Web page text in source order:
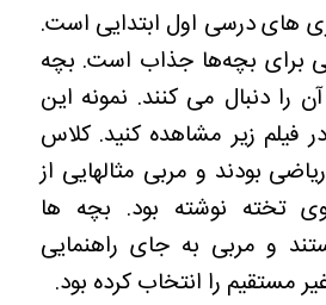
های درسی اول ابتدایی است.
برای بچه‌ها جذاب است. بچه
را دنبال می کنند. نمونه این
فیلم زیر مشاهده کنید. کلاس
بودند و مربی مثالهایی از
تخته نوشته بود. بچه ها
و مربی به جای راهنمایی
مستقیم را انتخاب کرده بود.